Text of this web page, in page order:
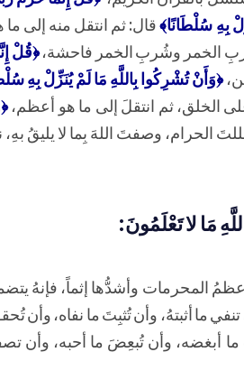
بِهِ سُلْطَانًا﴾قال: ثم انتقل منه إلى
الخمر وشُربِ الخمر فاحشة،﴿قُلْ
﴿وَأَنْ تُشْرِكُوا بِاللَّهِ مَا لَمْ يُنَزِّلْ بِهِ
الخلق، ثم انتقلَ إلى ما هو أعظم،
الحرام، وصفتَ اللهَ بِما لا يليقُ بهِ،
مَا لا تَعْلَمُونَ:
المحرمات وأشدُّها إثماً، فإنهُ
ما أثبتهُ، وأن تُثبِتَ ما نفاه، وأن
أبغضه، وأن تُبعِضَ ما أحبه، وأن